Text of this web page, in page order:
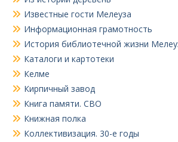
Известные гости Мелеуза
Информационная грамотность
История библиотечной жизни
Каталоги и картотеки
Келме
Кирпичный завод
Книга памяти. СВО
Книжная полка
Коллективизация. 30-е годы